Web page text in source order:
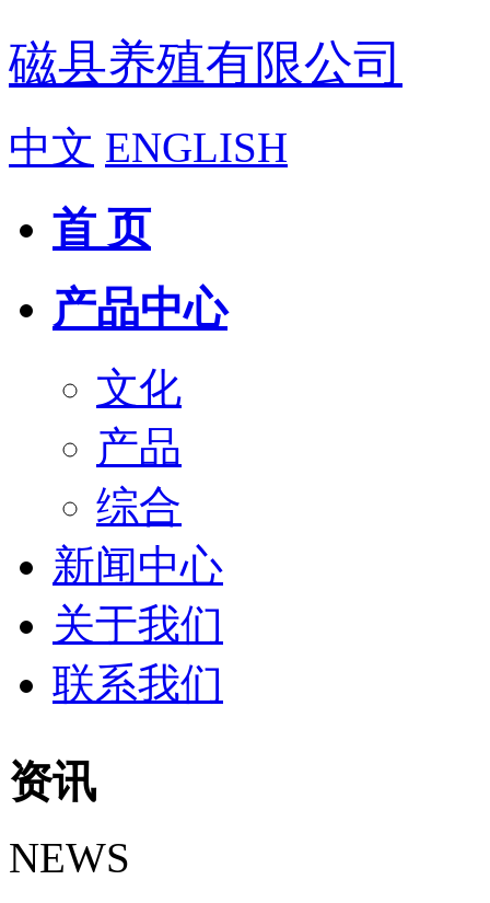
磁县养殖有限公司
中文 ENGLISH
首 页
产品中心
文化
产品
综合
新闻中心
关于我们
联系我们
资讯
NEWS